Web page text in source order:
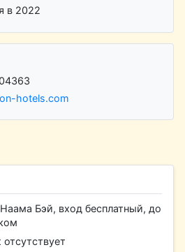
в 2022
hotels.com
Бэй, вход бесплатный, до